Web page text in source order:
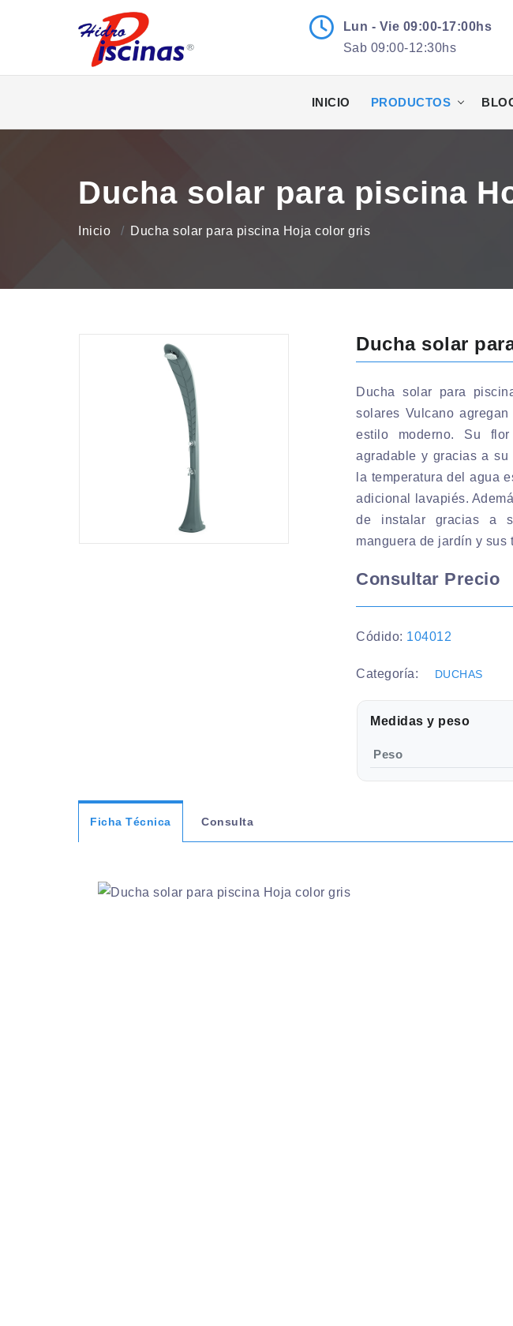
Lun - Vie 09:00-17:00hs
Sab 09:00-12:30hs
INICIO PRODUCTOS
Ducha solar para piscina
Inicio Ducha solar para piscina Hoja color gris
Ducha solar
Ducha solar para
solares Vulcano
estilo moderno. Su
agradable y gracias a
la temperatura del agua
adicional lavapiés.
de instalar gracias a
manguera de jardín y
Consultar Precio
Códido: 104012
Categoría: DUCHAS
Medidas y peso
Peso
Ficha Técnica Consulta